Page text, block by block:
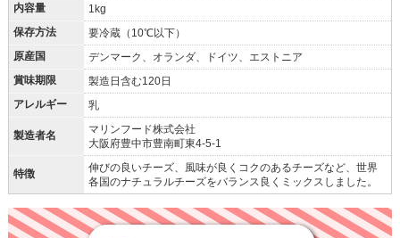
内容量
1kg
保存方法
要冷蔵（10℃以下）
原産国
デンマーク、オランダ、ドイツ、エストニア
賞味期限
製造日含む120日
アレルギー
乳
製造者名
マリンフード株式会社
大阪府豊中市豊南町東4-5-1
特徴
伸びの良いチーズ、風味が良くコクのあるチーズなど、世界
各国のナチュラルチーズをバランス良くミックスしました。